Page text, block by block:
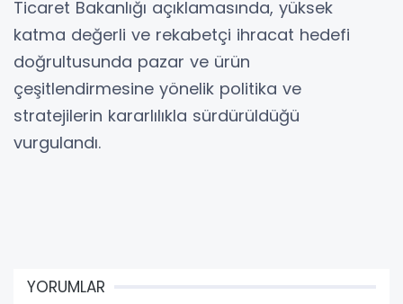
Ticaret Bakanlığı açıklamasında, yüksek
katma değerli ve rekabetçi ihracat hedefi
doğrultusunda pazar ve ürün
çeşitlendirmesine yönelik politika ve
stratejilerin kararlılıkla sürdürüldüğü
vurgulandı.
YORUMLAR